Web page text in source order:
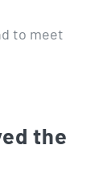
to meet
the